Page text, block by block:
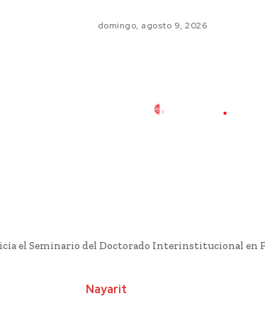
domingo, agosto 9, 2026
el Seminario del Doctorado Interinstitucional en
Nayarit